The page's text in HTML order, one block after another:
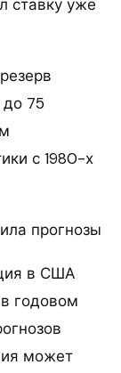
ставку уже
75
с 1980-х
прогнозы
в США
годовом
может